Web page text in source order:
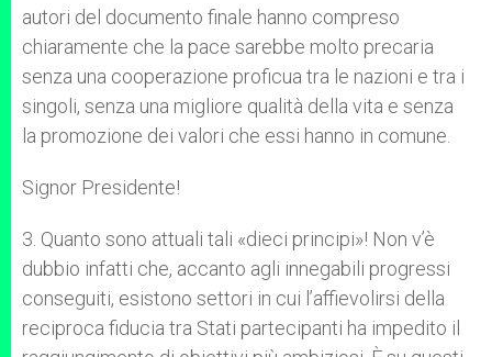
autori del documento finale hanno compreso
chiaramente che la pace sarebbe molto precaria
senza una cooperazione proficua tra le nazioni e tra i
singoli, senza una migliore qualità della vita e senza
la promozione dei valori che essi hanno in comune.
Signor Presidente!
3. Quanto sono attuali tali «dieci principi»! Non v’è
dubbio infatti che, accanto agli innegabili progressi
conseguiti, esistono settori in cui l’affievolirsi della
reciproca fiducia tra Stati partecipanti ha impedito il